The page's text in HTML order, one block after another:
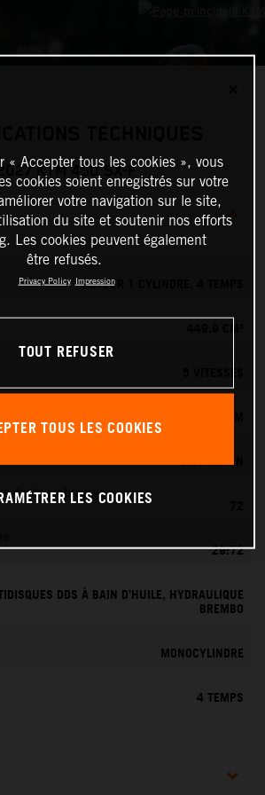
KTM 450 SX-F
MOTEUR 1 CYLINDRE, 4 TEMPS
KEIHIN EFI, CORPS DE PAPILLON 44 MM
EMS KEIHIN
dents embrayage
29:72
DDS À BAIN D’HUILE, HYDRAULIQUE
BREMBO
MONOCYLINDRE
4 TEMPS
« Accepter tous les cookies », vous
cookies soient enregistrés sur votre
votre navigation sur le site,
du site et soutenir nos efforts
Les cookies peuvent également
être refusés.
Privacy Policy Impression
TOUT REFUSER
TOUS LES COOKIES
LES COOKIES